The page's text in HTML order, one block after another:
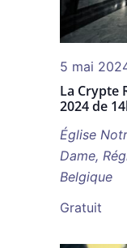
La Crypte
2024 de
5 mai
Église
Dame,
Belgique
Gratuit